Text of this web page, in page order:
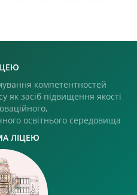
компетентностей
як засіб підвищення якості
освітнього середовища
ЛІЦЕЮ